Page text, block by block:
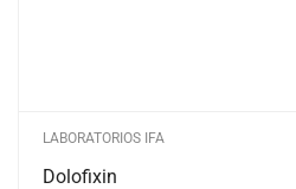
LABORATORIOS IFA
Dolofixin